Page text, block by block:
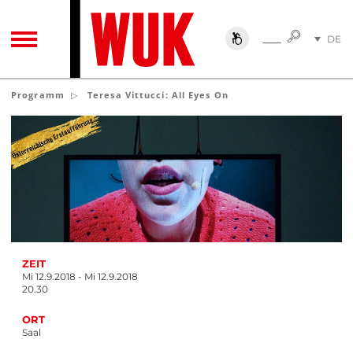
TOGGLE NAVIGATIONSUCHESUCHE
DE
Programm Teresa Vittucci: All Eyes On
ZEIT
Mi 12.9.2018 - Mi 12.9.2018
20.30
ORT
Saal